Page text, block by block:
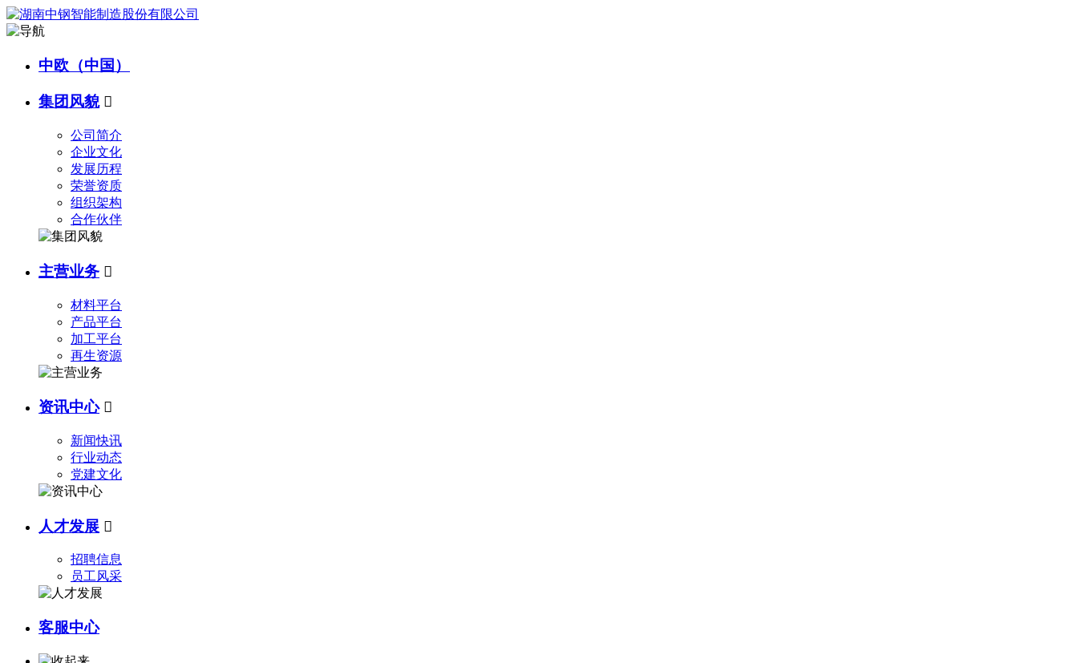
中欧（中国）
集团风貌 
公司简介
企业文化
发展历程
荣誉资质
组织架构
合作伙伴
主营业务 
材料平台
产品平台
加工平台
再生资源
资讯中心 
新闻快讯
行业动态
党建文化
人才发展 
招聘信息
员工风采
客服中心